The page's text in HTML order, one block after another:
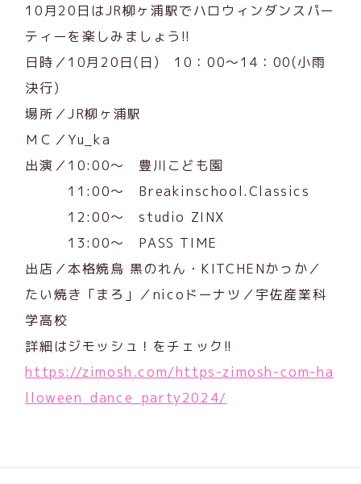
10月20日はJR柳ヶ浦駅でハロウィンダンスパー
ティーを楽しみましょう!!
日時／10月20日(日) 10：00～14：00(小雨
決行)
場所／JR柳ヶ浦駅
ＭＣ／Yu_ka
出演／10:00～ 豊川こども園
11:00～ Breakinschool.Classics
12:00～ studio ZINX
13:00～ PASS TIME
出店／本格焼鳥 黒のれん・KITCHENかっか／
たい焼き「まろ」／nicoドーナツ／宇佐産業科
学高校
詳細はジモッシュ！をチェック!!
https://zimosh.com/https-zimosh-com-ha
lloween_dance_party2024/